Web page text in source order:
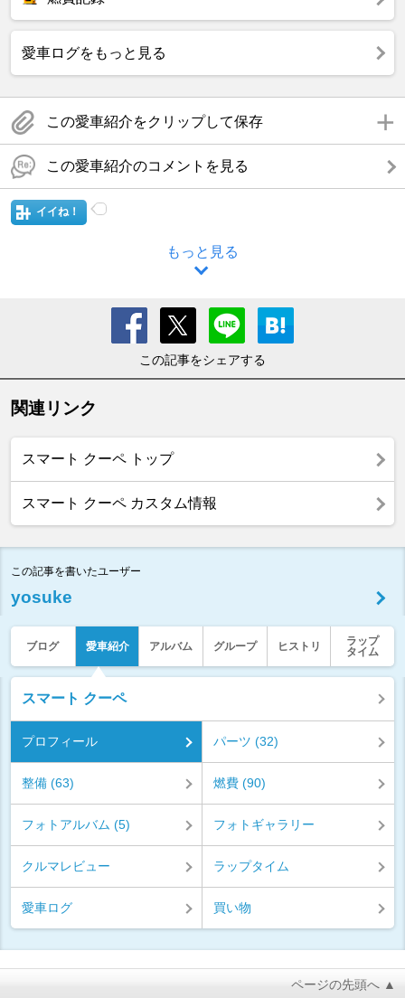
愛車ログをもっと見る
この愛車紹介をクリップして保存
この愛車紹介のコメントを見る
イイね！
もっと見る
この記事をシェアする
関連リンク
スマート クーペ トップ
スマート クーペ カスタム情報
この記事を書いたユーザー
yosuke
ブログ 愛車紹介 アルバム グループ ヒストリ
ラップ
タイム
スマート クーペ
プロフィール パーツ (32)
整備 (63) 燃費 (90)
フォトアルバム (5) フォトギャラリー
クルマレビュー ラップタイム
愛車ログ 買い物
ページの先頭へ ▲